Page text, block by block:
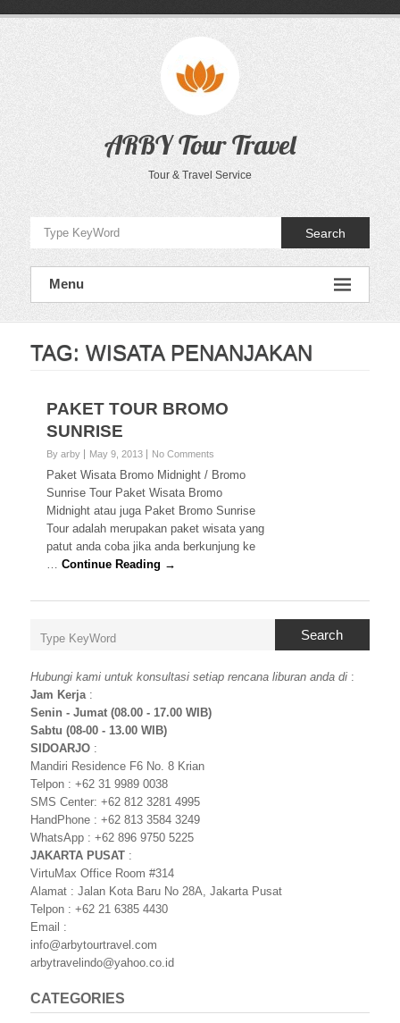
ARBY Tour Travel
Tour & Travel Service
Search
Menu
TAG: WISATA PENANJAKAN
PAKET TOUR BROMO
SUNRISE
By arby May 9, 2013 No Comments
Paket Wisata Bromo Midnight / Bromo
Sunrise Tour Paket Wisata Bromo
Midnight atau juga Paket Bromo Sunrise
Tour adalah merupakan paket wisata yang
patut anda coba jika anda berkunjung ke
…Continue Reading →
Search
Hubungi kami untuk konsultasi setiap rencana liburan anda di :
Jam Kerja:
Senin - Jumat (08.00 - 17.00 WIB)
Sabtu (08-00 - 13.00 WIB)
SIDOARJO :
Mandiri Residence F6 No. 8 Krian
Telpon : +62 31 9989 0038
SMS Center: +62 812 3281 4995
HandPhone : +62 813 3584 3249
WhatsApp : +62 896 9750 5225
JAKARTA PUSAT :
VirtuMax Office Room #314
Alamat : Jalan Kota Baru No 28A, Jakarta Pusat
Telpon : +62 21 6385 4430
Email :
info@arbytourtravel.com
arbytravelindo@yahoo.co.id
CATEGORIES